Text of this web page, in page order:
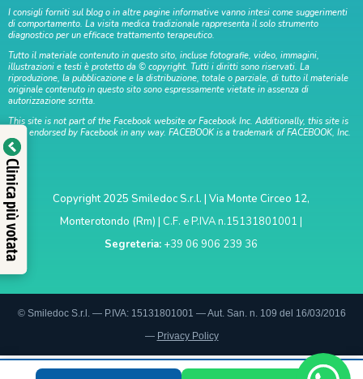
I consigli forniti sul blog o in altre pagine informative vanno intesi come suggerimenti
di comportamento. La visita medica tradizionale rappresenta il solo strumento
diagnostico per un efficace trattamento terapeutico.
Tutto il materiale contenuto in questo sito, incluse fotografie, video, immagini,
illustrazioni e testi è protetto da © copyright. Tutti i diritti sono riservati. La
riproduzione, la pubblicazione e la distribuzione, totale o parziale, di tutto il materiale
originale contenuto in questo sito sono espressamente vietate in assenza di
autorizzazione scritta.
This site is not part of the Facebook website or Facebook Inc. Additionally, this site is
NOT endorsed by Facebook in any way. FACEBOOK is a trademark of FACEBOOK, Inc.
Copyright 2025 Smiledoc S.r.l. | Via Monte Circeo 12,
Monterotondo (Rm) | C.F. e P.IVA n.15131801001 |
Segreteria: +39 06 906 239 36
© Smiledoc S.r.l. — P.IVA: 15131801001 — Aut. San. n. 109 del 16/03/2016
— Privacy Policy
Verificato da
Trustindex